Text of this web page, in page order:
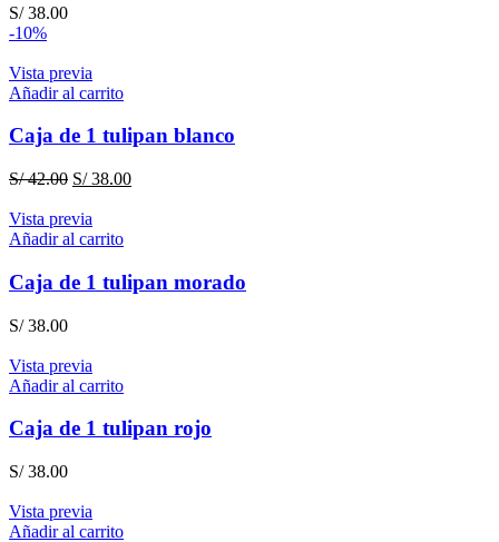
S/38.00
-10%
Vista previa
Añadir al carrito
Caja de 1 tulipan blanco
S/42.00 El
original
era:
S/38.00El
Vista previa
Añadir al carrito
Caja de 1 tulipan morado
S/38.00
Vista previa
Añadir al carrito
Caja de 1 tulipan rojo
S/38.00
Vista previa
Añadir al carrito